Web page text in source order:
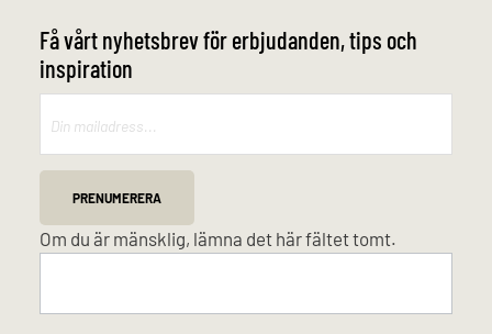
Få vårt nyhetsbrev för erbjudanden, tips och
inspiration
PRENUMERERA
Om du är mänsklig, lämna det här fältet tomt.